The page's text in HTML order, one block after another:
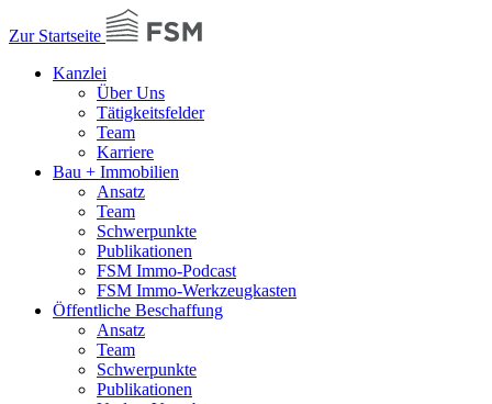
Zur Startseite
Kanzlei
Über Uns
Tätigkeitsfelder
Team
Karriere
Bau + Immobilien
Ansatz
Team
Schwerpunkte
Publikationen
FSM Immo-Podcast
FSM Immo-Werkzeugkasten
Öffentliche Beschaffung
Ansatz
Team
Schwerpunkte
Publikationen